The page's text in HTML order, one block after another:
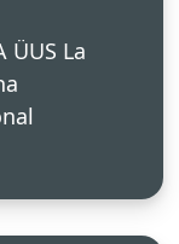
ÜUS La